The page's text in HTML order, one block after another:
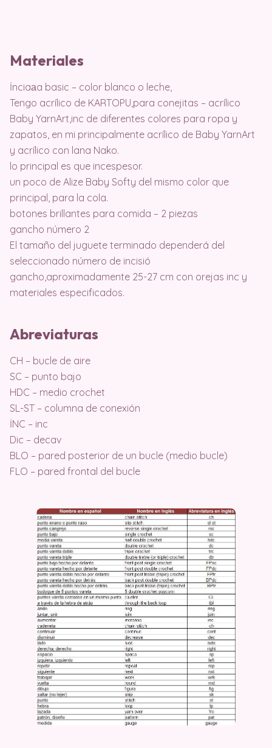
Materiales
İnciaаa basic – color blanco o leche,
Tengo acrílico de KARTOPU,para conejitas – acrílico
Baby YarnArt,inc de diferentes colores para ropa y
zapatos, en mi principalmente acrílico de Baby YarnArt
y acrílico con lana Nako.
lo principal es que incespesor.
un poco de Alize Baby Softy del mismo color que
principal, para la cola.
botones brillantes para comida – 2 piezas
gancho número 2
El tamaño del juguete terminado dependerá del
seleccionado número de incisió
gancho,aproximadamente 25-27 cm con orejas inc y
materiales especificados.
Abreviaturas
CH – bucle de aire
SC – punto bajo
HDC – medio crochet
SL-ST – columna de conexión
İNC – inc
Dic – decav
BLO – pared posterior de un bucle (medio bucle)
FLO – pared frontal del bucle